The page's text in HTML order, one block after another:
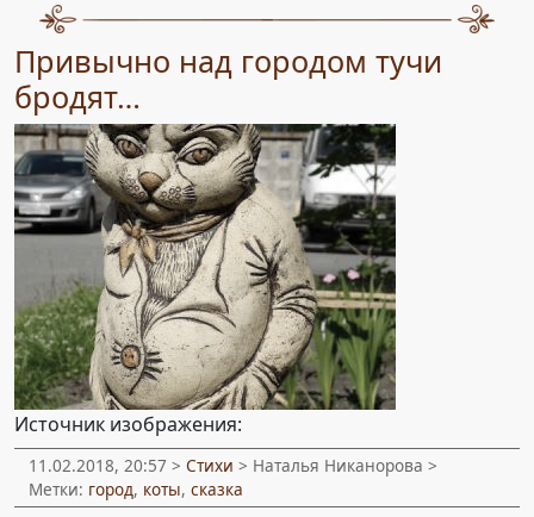
Привычно над городом тучи
бродят…
Источник изображения:
11.02.2018, 20:57 > Стихи > Наталья Никанорова >
Метки: город, коты, сказка